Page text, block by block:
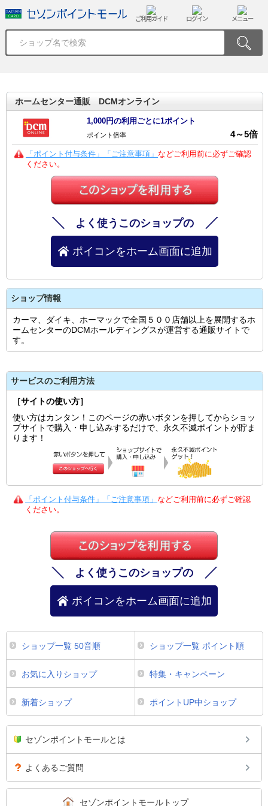
ご利用ガイド ログイン メニュー
ホームセンター通販 DCMオンライン
1,000円の利用ごとに1ポイント
ポイント倍率 4～5倍
「ポイント付与条件」「ご注意事項」 などご利用前に必ずご確認
ください。
よく使うこのショップの
ポイコンをホーム画面に追加
ショップ情報
カーマ、ダイキ、ホーマックで全国５００店舗以上を展開するホ
ームセンターのDCMホールディングスが運営する通販サイトで
す。
サービスのご利用方法
［サイトの使い方］
使い方はカンタン！このページの赤いボタンを押してからショッ
プサイトで購入・申し込みするだけで、永久不滅ポイントが貯ま
ります！
「ポイント付与条件」「ご注意事項」 などご利用前に必ずご確認
ください。
よく使うこのショップの
ポイコンをホーム画面に追加
ショップ一覧 50音順 ショップ一覧 ポイント順
お気に入りショップ 特集・キャンペーン
新着ショップ ポイントUP中ショップ
セゾンポイントモールとは
よくあるご質問
セゾンポイントモールトップ